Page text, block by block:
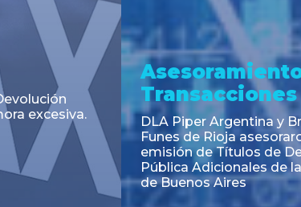
Alimentario
trámites
aditivos,
autoridad
Noticia
CNV: Criterio
colocaciones primarias